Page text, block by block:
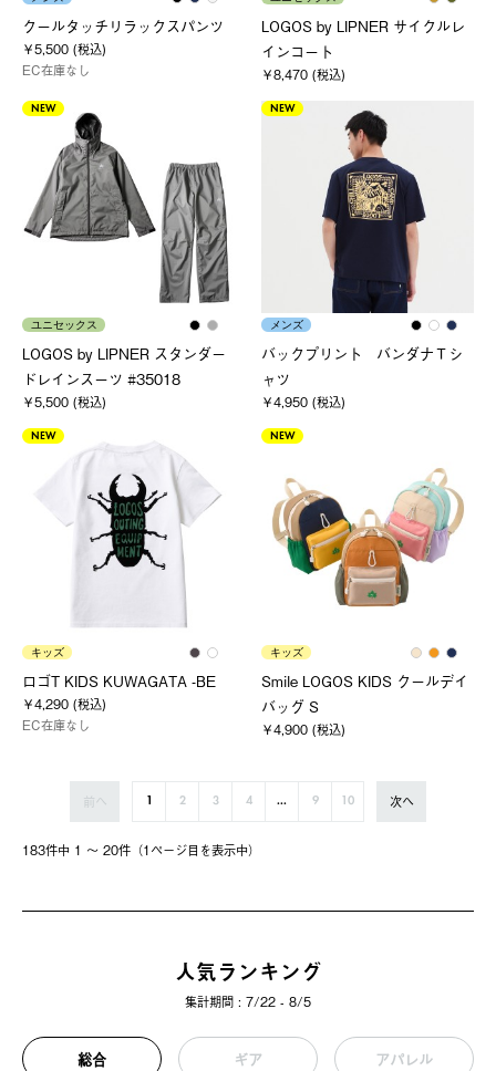
クールタッチリラックスパンツ
￥5,500 (税込)
EC在庫なし
LOGOS by LIPNER サイクルレ
インコート
￥8,470 (税込)
NEW
ユニセックス
LOGOS by LIPNER スタンダー
ドレインスーツ #35018
￥5,500 (税込)
NEW
メンズ
バックプリント バンダナＴシ
ャツ
￥4,950 (税込)
NEW
キッズ
ロゴT KIDS KUWAGATA -BE
￥4,290 (税込)
EC在庫なし
NEW
キッズ
Smile LOGOS KIDS クールデイ
バッグ S
￥4,900 (税込)
183件中 1 〜 20件（1ページ⽬を表⽰中）
前へ 1 2 3 4 ... 9 10 次へ
人気ランキング
集計期間 : 7/22 - 8/5
総合 ギア アパレル